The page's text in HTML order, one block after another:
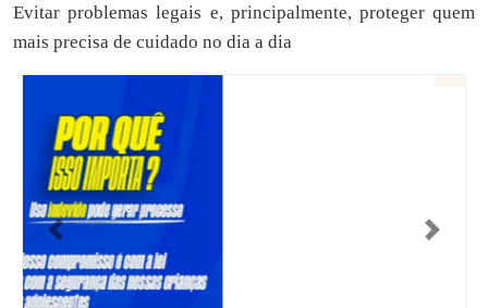
Evitar problemas legais e, principalmente, proteger quem
mais precisa de cuidado no dia a dia